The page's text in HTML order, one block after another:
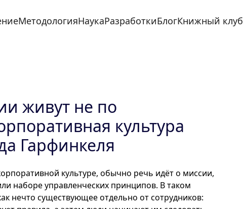
МетодологияНаукаРазработкиБлогКнижный клуб
живут не по
культура
Гарфинкеля
культуре, обычно речь идёт о миссии,
наборе управленческих принципов. В таком
нечто существующее отдельно от сотрудников: